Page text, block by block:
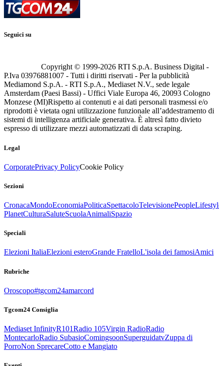
Seguici su
Copyright © 1999-2026 RTI S.p.A. Business Digital -
P.Iva 03976881007 - Tutti i diritti riservati - Per la pubblicità
Mediamond S.p.A. - RTI S.p.A., Mediaset N.V., sede legale
Amsterdam (Paesi Bassi) - Uffici Viale Europa 46, 20093 Cologno
Monzese (MI)Rispetto ai contenuti e ai dati personali trasmessi e/o
riprodotti è vietata ogni utilizzazione funzionale all’addestramento di
sistemi di intelligenza artificiale generativa. È altresì fatto divieto
espresso di utilizzare mezzi automatizzati di data scraping.
Legal
CorporatePrivacy PolicyCookie Policy
Sezioni
CronacaMondoEconomiaPoliticaSpettacoloTelevisionePeople
PlanetCulturaSaluteScuolaAnimaliSpazio
Speciali
Elezioni ItaliaElezioni esteroGrande FratelloL'isola dei famosiAmici
Rubriche
Oroscopo#tgcom24amarcord
Tgcom24 Consiglia
Mediaset InfinityR101Radio 105Virgin RadioRadio
MontecarloRadio SubasioComingsoonSuperguidatvZuppa di
PorroNon SprecareCotto e Mangiato